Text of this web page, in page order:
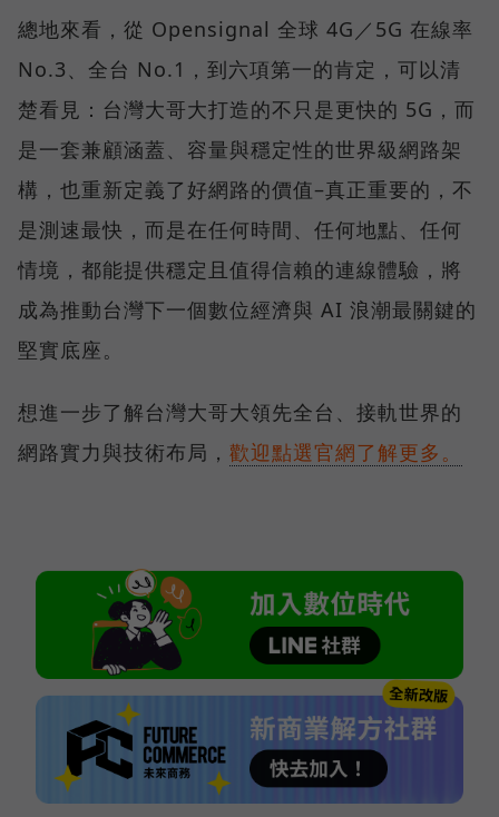
總地來看，從 Opensignal 全球 4G／5G 在線率
No.3、全台 No.1，到六項第一的肯定，可以清
楚看見：台灣大哥大打造的不只是更快的 5G，而
是一套兼顧涵蓋、容量與穩定性的世界級網路架
構，也重新定義了好網路的價值–真正重要的，不
是測速最快，而是在任何時間、任何地點、任何
情境，都能提供穩定且值得信賴的連線體驗，將
成為推動台灣下一個數位經濟與 AI 浪潮最關鍵的
堅實底座。
想進一步了解台灣大哥大領先全台、接軌世界的
網路實力與技術布局， 歡迎點選官網了解更多。